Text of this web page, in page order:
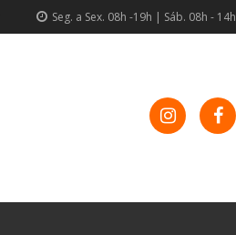
Seg. a Sex. 08h -19h | Sáb. 08h - 14h